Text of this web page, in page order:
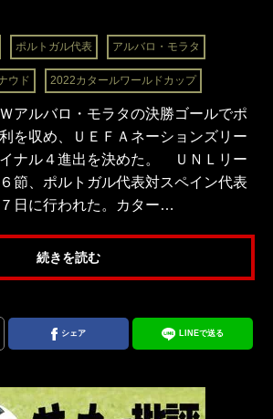
ポルトガル代表 アルバロ・モラタ
ウド 2022カタールワールドカップ
アルバロ・モラタの決勝ゴールでポ
を収め、ＵＥＦＡネーションズリー
ナル４進出を決めた。 ＵＮＬリー
節、ポルトガル代表対スペイン代表
日に行われた。カター…
続きを読む
シェア LINEで送る